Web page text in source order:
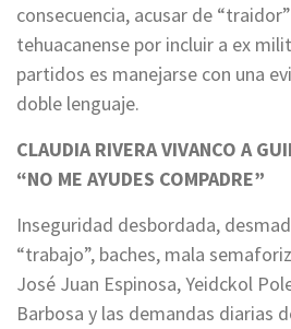
consecuencia, acusar de
tehuacanense por incluir a ex
partidos es manejarse con una
doble lenguaje.
CLAUDIA RIVERA VIVANCO A
“NO ME AYUDES COMPADRE”
Inseguridad desbordada,
“trabajo”, baches, mala
José Juan Espinosa, Yeidckol
Barbosa y las demandas diarias